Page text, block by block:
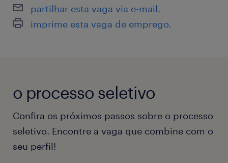
através do Mercado Livre tornou-se um
requisito para competir. Faça parte da equipe
regionais, através de um comércio que não
Temos um desafio para as pessoas que:
Imagine você empreendendo projetos
desafiadores, dinâmicos e inovadores, e
partilhar esta vaga via e-mail.
imprime esta vaga de emprego.
o processo seletivo
Confira os próximos passos sobre o processo
seletivo. Encontre a vaga que combine com o
seu perfil!